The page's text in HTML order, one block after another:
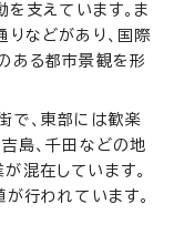
支えています。ま
りなどがあり、国際
ある都市景観を形
で、東部には歓楽
島、千田などの地
混在しています。
行われています。